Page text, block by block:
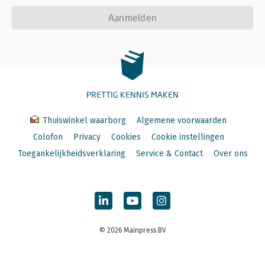
Aanmelden
PRETTIG KENNIS MAKEN
Thuiswinkel waarborg
Algemene voorwaarden
Colofon
Privacy Cookies
Cookie instellingen
Toegankelijkheidsverklaring
Service & Contact Over ons
© 2026 Mainpress BV